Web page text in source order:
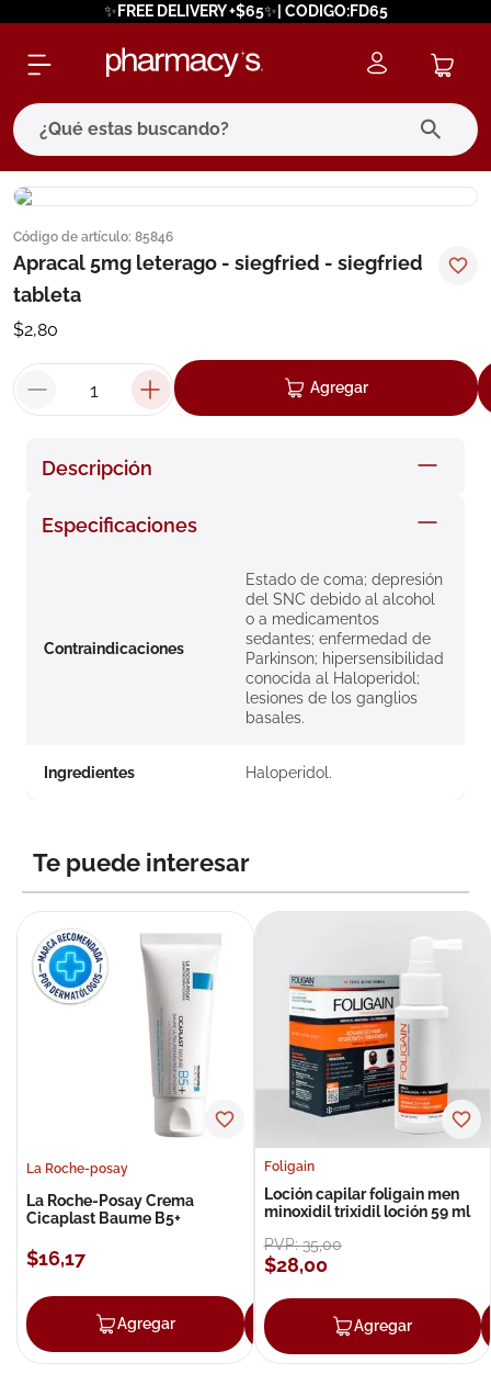
✨FREE DELIVERY +$65✨| CODIGO:FD65
¿Qué estas buscando?
Código de artículo: 85846
Apracal 5mg leterago - siegfried - siegfried
tableta
$2,80
Agregar
Descripción
Especificaciones
Contraindicaciones
Estado de coma; depresión
del SNC debido al alcohol
o a medicamentos
sedantes; enfermedad de
Parkinson; hipersensibilidad
conocida al Haloperidol;
lesiones de los ganglios
basales.
Ingredientes Haloperidol.
Te puede interesar
La Roche-posay
La Roche-Posay Crema
Cicaplast Baume B5+
$16,17
Agregar Agregar
Foligain
Loción capilar foligain men
minoxidil trixidil loción 59 ml
PVP:35,00
$28,00
Agregar
términos más buscados
1. eucerin
cerave
7. megacistin
roche posay